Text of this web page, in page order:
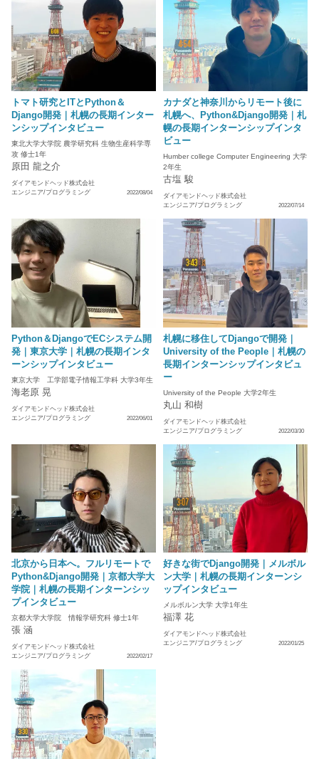
トマト研究とITとPython＆
Django開発｜札幌の長期インター
ンシップインタビュー
東北大学大学院 農学研究科 生物生産科学専
攻 修士1年
原田 龍之介
ダイアモンドヘッド株式会社
エンジニア/プログラミング
2022/08/04
カナダと神奈川からリモート後に
札幌へ、Python&Django開発｜札
幌の長期インターンシップインタ
ビュー
Humber college Computer Engineering 大学
2年生
古塩 駿
ダイアモンドヘッド株式会社
エンジニア/プログラミング
2022/07/14
Python＆DjangoでECシステム開
発｜東京大学｜札幌の長期インタ
ーンシップインタビュー
東京大学 工学部電子情報工学科 大学3年生
海老原 晃
ダイアモンドヘッド株式会社
エンジニア/プログラミング
2022/06/01
札幌に移住してDjangoで開発｜
University of the People｜札幌の
長期インターンシップインタビュ
ー
University of the People 大学2年生
丸山 和樹
ダイアモンドヘッド株式会社
エンジニア/プログラミング
2022/03/30
北京から日本へ。フルリモートで
Python&Django開発｜京都大学大
学院｜札幌の長期インターンシッ
プインタビュー
京都大学大学院 情報学研究科 修士1年
張 涵
ダイアモンドヘッド株式会社
エンジニア/プログラミング
2022/02/17
好きな街でDjango開発｜メルボル
ン大学｜札幌の長期インターンシ
ップインタビュー
メルボルン大学 大学1年生
福澤 花
ダイアモンドヘッド株式会社
エンジニア/プログラミング
2022/01/25